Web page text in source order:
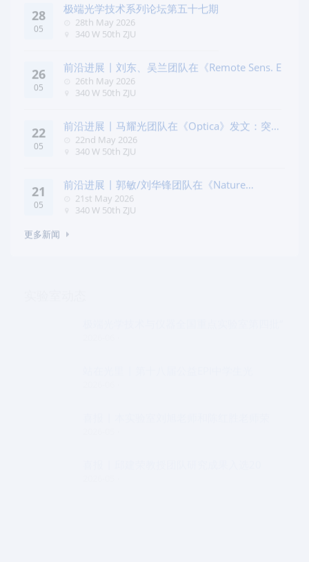
28
05
极端光学技术系列论坛第五十七期
28th May 2026
340 W 50th ZJU
26
05
前沿进展 | 刘东、吴兰团队在《Remote Sens. E
26th May 2026
340 W 50th ZJU
22
05
前沿进展 | 马耀光团队在《Optica》发文：突破
几何相位
22nd May 2026
340 W 50th ZJU
21
05
前沿进展 | 郭敏/刘华锋团队在《Nature
Commun
21st May 2026
340 W 50th ZJU
更多新闻